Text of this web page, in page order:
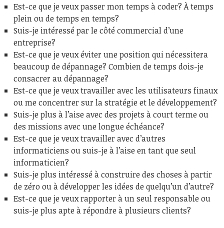
Est-ce que je veux passer mon temps à coder? À temps
plein ou de temps en temps?
Suis-je intéressé par le côté commercial d’une
entreprise?
Est-ce que je veux éviter une position qui nécessitera
beaucoup de dépannage? Combien de temps dois-je
consacrer au dépannage?
Est-ce que je veux travailler avec les utilisateurs finaux
ou me concentrer sur la stratégie et le développement?
Suis-je plus à l’aise avec des projets à court terme ou
des missions avec une longue échéance?
Est-ce que je veux travailler avec d’autres
informaticiens ou suis-je à l’aise en tant que seul
informaticien?
Suis-je plus intéressé à construire des choses à partir
de zéro ou à développer les idées de quelqu’un d’autre?
Est-ce que je veux rapporter à un seul responsable ou
suis-je plus apte à répondre à plusieurs clients?